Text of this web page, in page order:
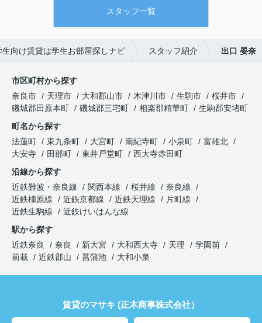
スタッフ一覧
生向け賃貸は学生お部屋探しナビ スタッフ紹介 出口 晏奈
市区町村から探す
奈良市
天理市 大和郡山市 木津川市 生駒市
桜井市
磯城郡田原本町
磯城郡三宅町 相楽郡精華町
生駒郡安堵町
町名から探す
法蓮町
東九条町 大宮町 南紀寺町 小泉町
富雄北
大安寺
田部町 東井戸堂町
西大寺赤田町
沿線から探す
近鉄難波・奈良線
関西本線 桜井線
奈良線
近鉄橿原線
近鉄京都線 近鉄天理線
片町線
近鉄生駒線
近鉄けいはんな線
駅から探す
近鉄奈良
奈良 新大宮 大和西大寺 天理
学園前
前栽
近鉄郡山 菖蒲池 大和小泉
賃貸のマサキ (正木商事株式会社）